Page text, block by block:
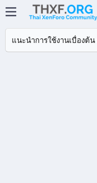
แนะนำการใช้งานเบื่องต้น